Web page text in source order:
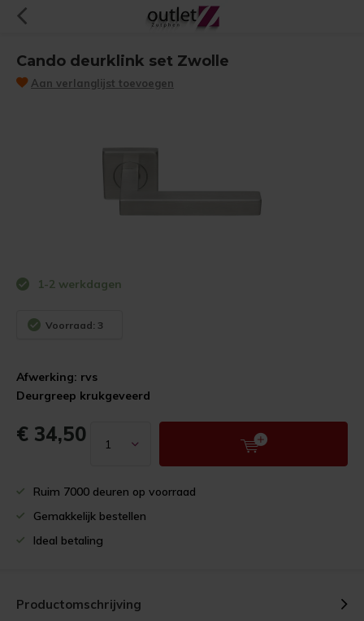
Cando deurklink set Zwolle
Aan verlanglijst toevoegen
1-2 werkdagen
Voorraad: 3
Afwerking: rvs
Deurgreep krukgeveerd
€ 34,50
Ruim 7000 deuren op voorraad
Gemakkelijk bestellen
Ideal betaling
Productomschrijving